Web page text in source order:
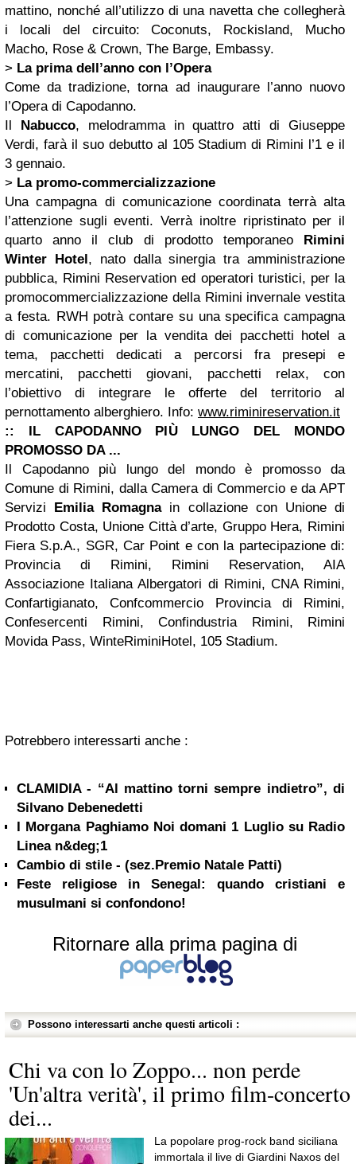
mattino, nonché all’utilizzo di una navetta che collegherà
i locali del circuito: Coconuts, Rockisland, Mucho
Macho, Rose & Crown, The Barge, Embassy.
> La prima dell’anno con l’Opera
Come da tradizione, torna ad inaugurare l’anno nuovo
l’Opera di Capodanno.
Il Nabucco, melodramma in quattro atti di Giuseppe
Verdi, farà il suo debutto al 105 Stadium di Rimini l’1 e il
3 gennaio.
> La promo-commercializzazione
Una campagna di comunicazione coordinata terrà alta
l’attenzione sugli eventi. Verrà inoltre ripristinato per il
quarto anno il club di prodotto temporaneo Rimini
Winter Hotel, nato dalla sinergia tra amministrazione
pubblica, Rimini Reservation ed operatori turistici, per la
promocommercializzazione della Rimini invernale vestita
a festa. RWH potrà contare su una specifica campagna
di comunicazione per la vendita dei pacchetti hotel a
tema, pacchetti dedicati a percorsi fra presepi e
mercatini, pacchetti giovani, pacchetti relax, con
l’obiettivo di integrare le offerte del territorio al
pernottamento alberghiero. Info: www.riminireservation.it
:: IL CAPODANNO PIÙ
LUNGO DEL MONDO
PROMOSSO DA ...
Il Capodanno più lungo del mondo è promosso da
Comune di Rimini, dalla Camera di Commercio e da APT
Servizi Emilia Romagnain collazione con Unione di
Prodotto Costa, Unione Città d’arte, Gruppo Hera, Rimini
Fiera S.p.A., SGR, Car Point e con la partecipazione di:
Provincia di Rimini, Rimini Reservation, AIA
Associazione Italiana Albergatori di Rimini, CNA Rimini,
Confartigianato, Confcommercio Provincia di Rimini,
Confesercenti Rimini, Confindustria Rimini, Rimini
Movida Pass, WinteRiminiHotel, 105 Stadium.
Potrebbero interessarti anche :
CLAMIDIA - “Al mattino torni sempre indietro”, di
Silvano Debenedetti
I Morgana Paghiamo Noi domani 1 Luglio su Radio
Linea n&deg;1
Cambio di stile - (sez.Premio Natale Patti)
Feste religiose in Senegal: quando cristiani e
musulmani si confondono!
Ritornare alla prima pagina di
Possono interessarti anche questi articoli :
Chi va con lo Zoppo... non perde
'Un'altra verità', il primo film-concerto
dei...
La popolare prog-rock band siciliana
immortala il live di Giardini Naxos del